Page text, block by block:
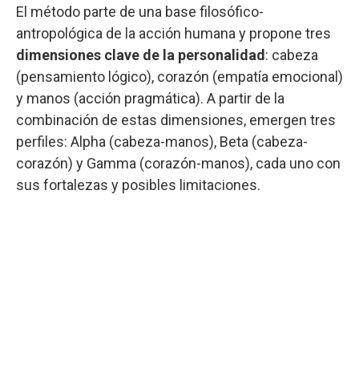
El método parte de una base filosófico-
antropológica de la acción humana y propone tres
dimensiones clave de la personalidad: cabeza
(pensamiento lógico), corazón (empatía emocional)
y manos (acción pragmática). A partir de la
combinación de estas dimensiones, emergen tres
perfiles: Alpha (cabeza-manos), Beta (cabeza-
corazón) y Gamma (corazón-manos), cada uno con
sus fortalezas y posibles limitaciones.